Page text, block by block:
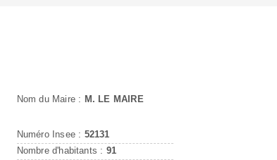
Nom du Maire : M. LE MAIRE
Numéro Insee : 52131
Nombre d'habitants : 91